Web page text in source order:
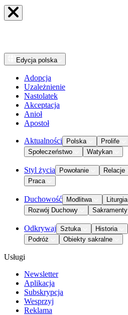
Edycja polska
Adopcja
Uzależnienie
Nastolatek
Akceptacja
Anioł
Apostoł
Aktualności Polska Prolife
Społeczeństwo
Watykan
Styl życia Powołanie Relacje
Praca
Duchowość Modlitwa Liturgia
Rozwój Duchowy
Sakramenty
Odkrywaj Sztuka Historia
Podróż
Obiekty sakralne
Usługi
Newsletter
Aplikacja
Subskrypcja
Wesprzyj
Reklama